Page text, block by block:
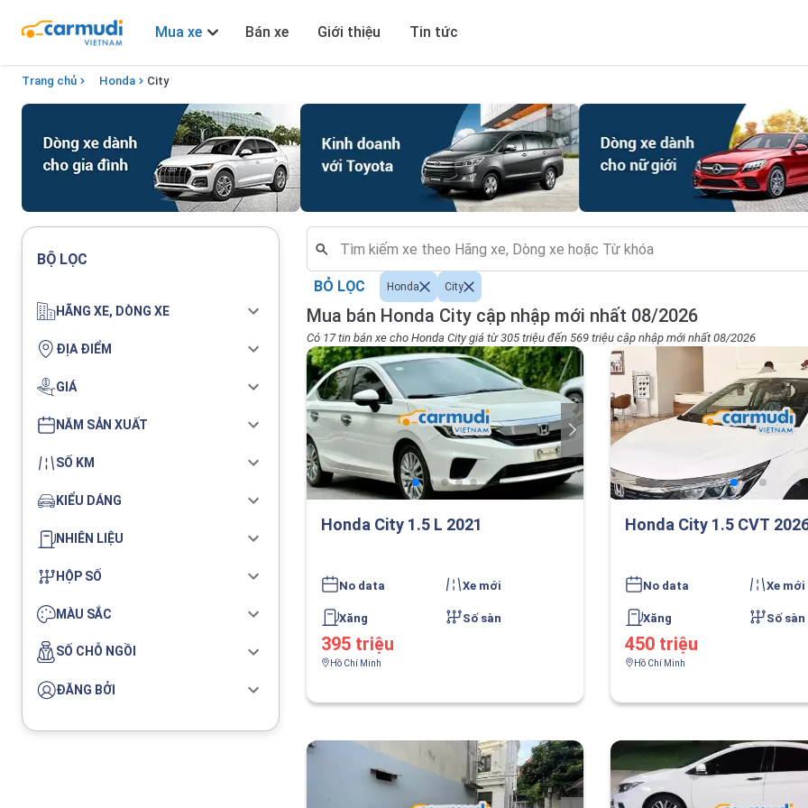
Mua xe Bán xe Giới thiệu Tin tức
Trang chủ Honda City
BỘ LỌC
HÃNG XE, DÒNG XE
ĐỊA ĐIỂM
GIÁ
NĂM SẢN XUẤT
SỐ KM
KIỂU DÁNG
NHIÊN LIỆU
HỘP SỐ
MÀU SẮC
SỐ CHỖ NGỒI
ĐĂNG BỞI
Mua bán Honda City cập nhập mới nhất 08/2026
Có 17 tin bán xe cho Honda City giá từ 305 triệu đến 569 triệu cập nhập mới nhất 08/2026
BỎ LỌC Honda City
Honda City 1.5 L 2021
No data Xe mới
Xăng Số sàn
395 triệu
Hồ Chí Minh
Honda City 1.5 CVT
No data Xe mới
Xăng Số sàn
450 triệu
Hồ Chí Minh